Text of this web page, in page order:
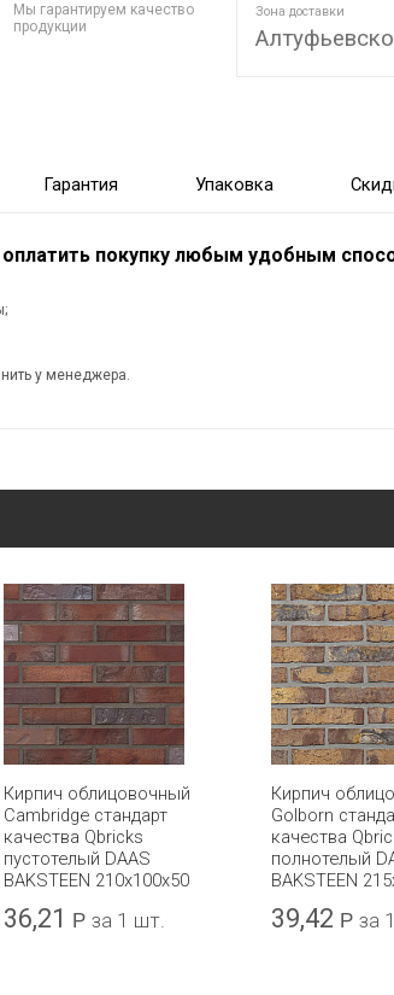
Мы гарантируем качество
продукции
Зона доставки
Гарантия Упаковка
покупку любым удобным
у менеджера.
Кирпич облицовочный
Cambridge стандарт
качества Qbricks
пустотелый DAAS
BAKSTEEN 210x100x50
36,21 Р за 1 шт.
Кирпич
Golborn
качества
полнотелый
BAKSTEEN
39,42 Р за